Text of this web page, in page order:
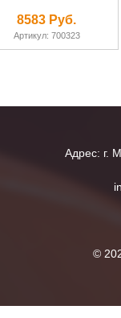
8583 Руб.
Артикул: 700323
Адрес: г.
©